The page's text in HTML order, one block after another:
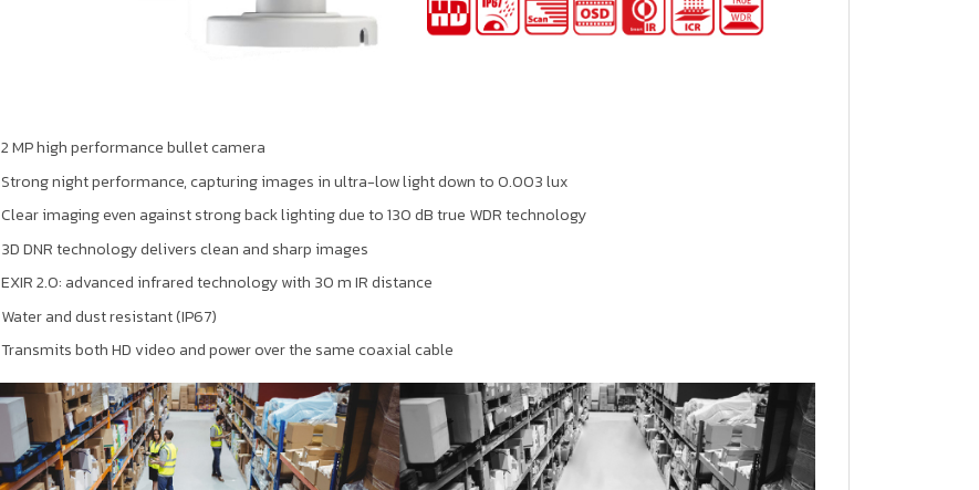
2 MP high performance bullet camera
Strong night performance, capturing images in ultra-low light down to 0.003 lux
Clear imaging even against strong back lighting due to 130 dB true WDR technology
3D DNR technology delivers clean and sharp images
EXIR 2.0: advanced infrared technology with 30 m IR distance
Water and dust resistant (IP67)
Transmits both HD video and power over the same coaxial cable